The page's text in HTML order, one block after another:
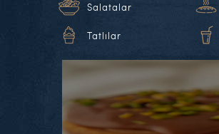
Salatalar
Tatlılar